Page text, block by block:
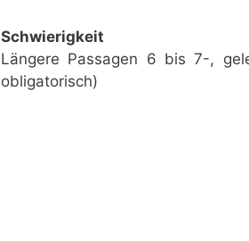
Schwierigkeit
Längere Passagen 6 bis 7-,
obligatorisch)